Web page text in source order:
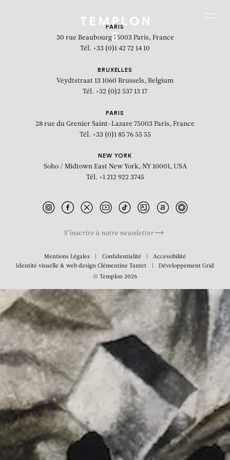
PARIS
30 rue Beaubourg 75003 Paris, France
Tél. +33 (0)1 42 72 14 10
BRUXELLES
Veydtstraat 13 1060 Brussels, Belgium
Tél. +32 (0)2 537 13 17
PARIS
28 rue du Grenier Saint-Lazare 75003 Paris, France
Tél. +33 (0)1 85 76 55 55
NEW YORK
Soho / Midtown East New York, NY 10001, USA
Tél. +1 212 922 3745
S’inscrire à notre newsletter
Mentions Légales Confidentialité
Accessibilité
Identité visuelle & web designClémentine Tantet Développement Grid
© Templon 2026